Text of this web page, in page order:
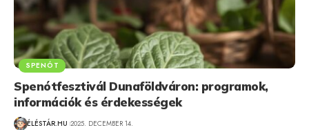
SPENÓT
Spenótfesztivál Dunaföldváron: programok,
információk és érdekességek
ÉLÉSTÁR.HU 2025. DECEMBER 14.